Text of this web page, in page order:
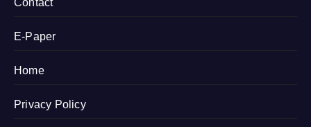
E-Paper
Home
Privacy Policy